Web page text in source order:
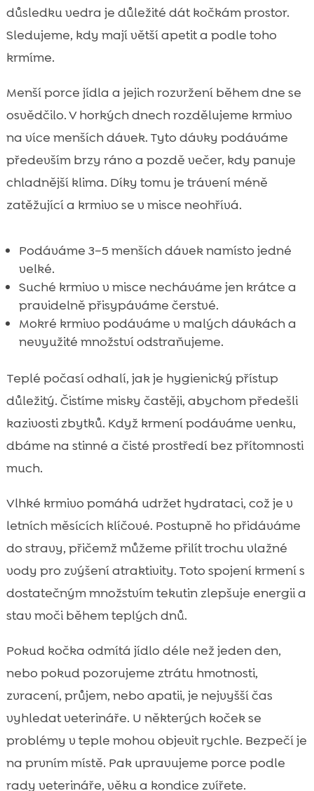
důsledku vedra je důležité dát kočkám prostor.
Sledujeme, kdy mají větší apetit a podle toho
krmíme.
Menší porce jídla a jejich rozvržení během dne se
osvědčilo. V horkých dnech rozdělujeme krmivo
na více menších dávek. Tyto dávky podáváme
především brzy ráno a pozdě večer, kdy panuje
chladnější klima. Díky tomu je trávení méně
zatěžující a krmivo se v misce neohřívá.
Podáváme 3–5 menších dávek namísto jedné
velké.
Suché krmivo v misce necháváme jen krátce a
pravidelně přisypáváme čerstvé.
Mokré krmivo podáváme v malých dávkách a
nevyužité množství odstraňujeme.
Teplé počasí odhalí, jak je hygienický přístup
důležitý. Čistíme misky častěji, abychom předešli
kazivosti zbytků. Když krmení podáváme venku,
dbáme na stinné a čisté prostředí bez přítomnosti
much.
Vlhké krmivo pomáhá udržet hydrataci, což je v
letních měsících klíčové. Postupně ho přidáváme
do stravy, přičemž můžeme přilít trochu vlažné
vody pro zvýšení atraktivity. Toto spojení krmení s
dostatečným množstvím tekutin zlepšuje energii a
stav moči během teplých dnů.
Pokud kočka odmítá jídlo déle než jeden den,
nebo pokud pozorujeme ztrátu hmotnosti,
zvracení, průjem, nebo apatii, je nejvyšší čas
vyhledat veterináře. U některých koček se
problémy v teple mohou objevit rychle. Bezpečí je
na prvním místě. Pak upravujeme porce podle
rady veterináře, věku a kondice zvířete.